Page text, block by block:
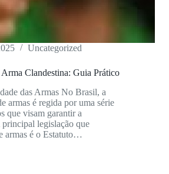
Uncategorized
Clandestina: Guia Prático
das Armas No Brasil, a
armas é regida por uma série
que visam garantir a
legislação que
armas é o Estatuto…